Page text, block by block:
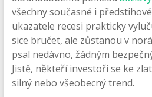
všechny současné i
ukazatele recesi prakticky
sice bručet, ale zůstanou v
psal nedávno, žádným
Jistě, někteří investoři se ke
silný nebo všeobecný trend.